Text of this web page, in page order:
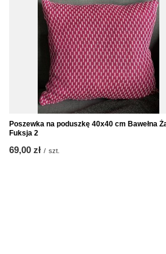
Poszewka na poduszkę 40x40 cm Bawełna
Fuksja 2
69,00 zł / szt.